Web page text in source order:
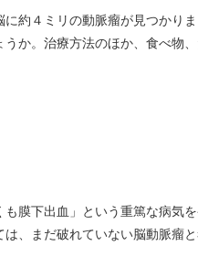
約４ミリの動脈瘤が見つかり
か。治療方法のほか、食べ物
膜下出血」という重篤な病気
、まだ破れていない脳動脈瘤と